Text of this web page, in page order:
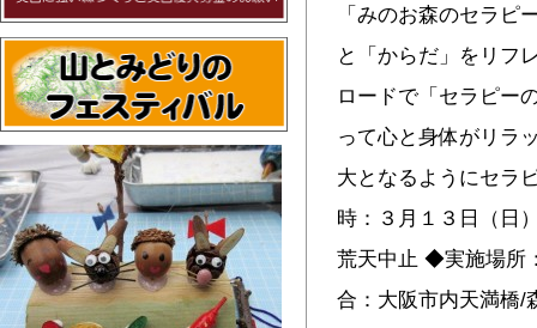
「みのお森のセラピ
と「からだ」をリフ
ロードで「セラピー
って心と身体がリラ
大となるようにセラ
時：３月１３日（日
荒天中止 ◆実施場所
合：大阪市内天満橋/